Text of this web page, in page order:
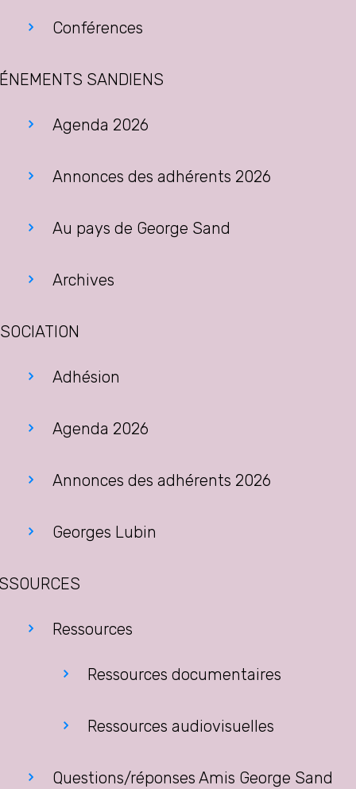
Conférences
SANDIENS
Agenda 2026
Annonces des adhérents 2026
Au pays de George Sand
Archives
Adhésion
Agenda 2026
Annonces des adhérents 2026
Georges Lubin
Ressources
Ressources documentaires
Ressources audiovisuelles
Questions/réponses Amis George Sand